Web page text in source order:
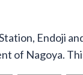
Endoji
of Nagoya.